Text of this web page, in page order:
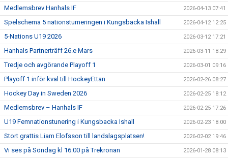
Medlemsbrev Hanhals IF 2026-04-13 07:41
Spelschema 5 nationsturneringen i Kungsbacka Ishall 2026-04-12 12:25
5-Nations U19 2026 2026-03-12 17:21
Hanhals Partnerträff 26.e Mars 2026-03-11 18:29
Tredje och avgörande Playoff 1 2026-03-01 09:16
Playoff 1 inför kval till HockeyEttan 2026-02-26 08:27
Hockey Day in Sweden 2026 2026-02-25 18:12
Medlemsbrev – Hanhals IF 2026-02-25 17:26
U19 Femnationstunering i Kungsbacka Ishall 2026-02-23 18:00
Stort grattis Liam Elofsson till landslagsplatsen! 2026-02-02 19:46
Vi ses på Söndag kl 16:00 på Trekronan 2026-01-28 08:13